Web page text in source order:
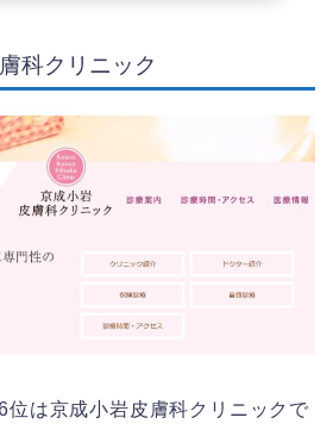
科クリニック
位は京成小岩皮膚科クリニックで